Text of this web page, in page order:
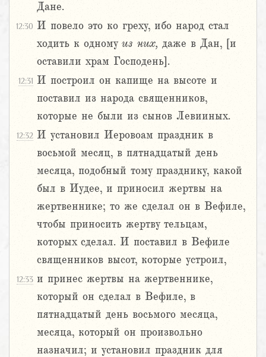
Дане.
12:30 И повело это ко греху, ибо народ стал
ходить к одному из них, даже в Дан, [и
оставили храм Господень].
12:31 И построил он капище на высоте и
поставил из народа священников,
которые не были из сынов Левииных.
12:32 И установил Иеровоам праздник в
восьмой месяц, в пятнадцатый день
месяца, подобный тому празднику, какой
был в Иудее, и приносил жертвы на
жертвеннике; то же сделал он в Вефиле,
чтобы приносить жертву тельцам,
которых сделал. И поставил в Вефиле
священников высот, которые устроил,
12:33 и принес жертвы на жертвеннике,
который он сделал в Вефиле, в
пятнадцатый день восьмого месяца,
месяца, который он произвольно
назначил; и установил праздник для